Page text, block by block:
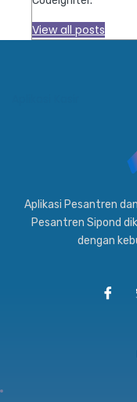
View all posts
Aplikasi Pesantren
Pesantren Sipond
dengan